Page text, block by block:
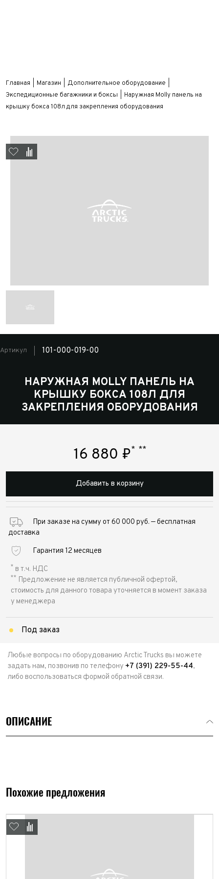
Главная Магазин
Дополнительное оборудование
Экспедиционные багажники и боксы
Наружная Molly панель на
крышку бокса 108л для закрепления оборудования
Артикул 101-000-019-00
НАРУЖНАЯ MOLLY ПАНЕЛЬ НА
КРЫШКУ БОКСА 108Л ДЛЯ
ЗАКРЕПЛЕНИЯ ОБОРУДОВАНИЯ
16 880 ₽* **
Добавить в корзину
При заказе на сумму от 60 000 руб. — бесплатная
доставка
Гарантия 12 месяцев
* в т.ч. НДС
** Предложение не является публичной офертой,
стоимость для данного товара уточняется в момент заказа
у менеджера
Под заказ
Любые вопросы по оборудованию Arctic Trucks вы можете
задать нам, позвонив по телефону +7 (391) 229-55-44,
либо воспользоваться формой обратной связи.
ОПИСАНИЕ
Похожие предложения
Обратная связь
Имя*
Выкуп авто
ФИО* Заявка на оценку